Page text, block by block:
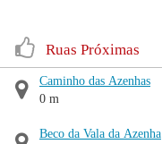
Ruas Próximas
Caminho das Azenhas
0 m
Beco da Vala da Azenha